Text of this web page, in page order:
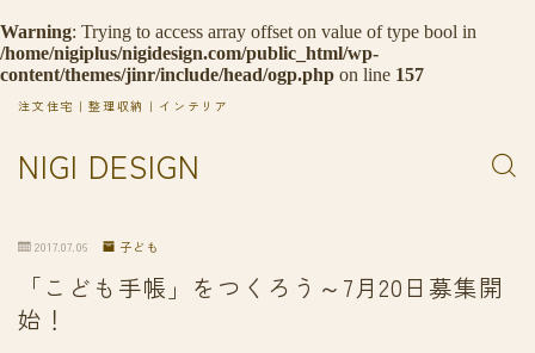
Warning: Trying to access array offset on value of type bool in
/home/nigiplus/nigidesign.com/public_html/wp-
content/themes/jinr/include/head/ogp.php on line 157
NIGI DESIGN
注文住宅｜整理収納｜インテリア
2017.07.06 子ども
「こども手帳」をつくろう～7月20日募集開
始！